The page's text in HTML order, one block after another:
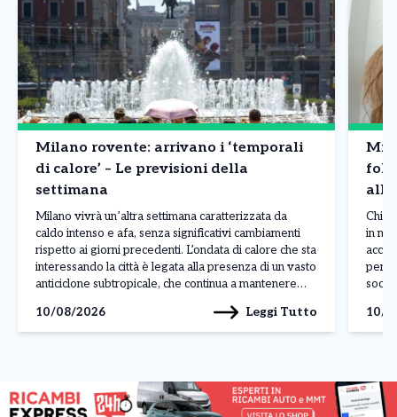
Milano rovente: arrivano i ‘temporali
di calore’ – Le previsioni della
settimana
Milano vivrà un’altra settimana caratterizzata da
caldo intenso e afa, senza significativi cambiamenti
rispetto ai giorni precedenti. L’ondata di calore che sta
interessando la città è legata alla presenza di un vasto
anticiclone subtropicale, che continua a mantenere
elevate su gran parte dell’Italia. Il caldo dovrebbe
proseguire anche durante […]
10/08/2026 Leggi Tutto
in
al
10/